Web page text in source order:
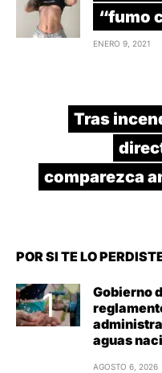
“fumo
ENERO 9, 2021
Tras
comparezca
POR SI TE LO
Gobierno
aguas
AGOSTO 6, 2026